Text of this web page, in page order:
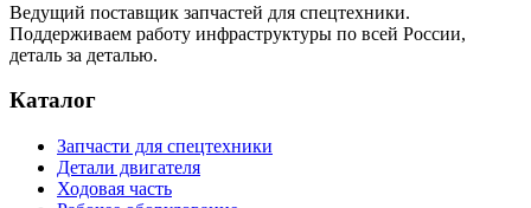
Ведущий поставщик запчастей для спецтехники.
Поддерживаем работу инфраструктуры по всей России,
деталь за деталью.
Каталог
Запчасти для спецтехники
Детали двигателя
Ходовая часть